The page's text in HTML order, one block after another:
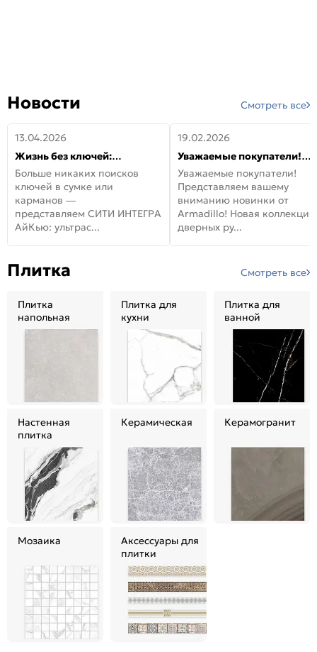
Новости Смотреть все
13.04.2026
Жизнь без ключей:
встречайте новую дверь
СИТИ ИНТЕГРА АйКью!
Больше никаких поисков
ключей в сумке или
карманов —
представляем СИТИ ИНТЕГРА
АйКью: ультрас...
19.02.2026
Уважаемые покупатели!
Представляем вашему
вниманию новинки от
Armadillo!
Уважаемые покупатели!
Представляем вашему
вниманию новинки от
Armadillo! Новая коллекция
дверных ру...
Плитка Смотреть все
Плитка
напольная
Плитка для
кухни
Плитка для
ванной
Настенная
плитка
Керамическая Керамогранит
Мозаика
Аксессуары для
плитки